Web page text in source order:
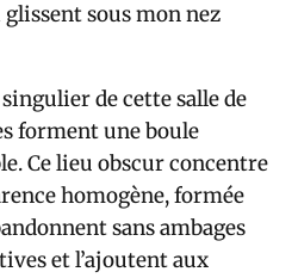
sous mon nez
de cette salle de
forment une boule
Ce lieu obscur concentre
homogène, formée
sans ambages
et l’ajoutent aux